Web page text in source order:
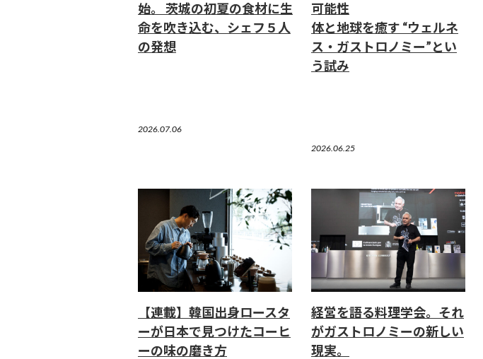
始。 茨城の初夏の食材に生
命を吹き込む、シェフ５人
の発想
2026.07.06
可能性
体と地球を癒す “ウェルネ
ス・ガストロノミー”とい
う試み
2026.06.25
【連載】韓国出身ロースタ
ーが日本で見つけたコーヒ
ーの味の磨き方
経営を語る料理学会。それ
がガストロノミーの新しい
現実。